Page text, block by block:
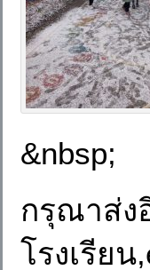
&nbsp;
กรุณาส่
โรงเรียน